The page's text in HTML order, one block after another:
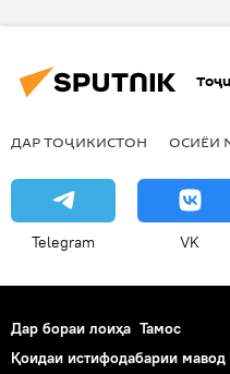
ДАР ТОҶИКИСТОН ОСИЁИ
Telegram VK
Дар бораи лоиҳа Тамос
Қоидаи истифодабарии мавод